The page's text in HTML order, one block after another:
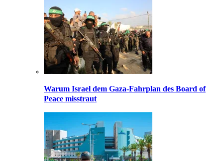
Warum Israel dem Gaza-Fahrplan des Board of
Peace misstraut